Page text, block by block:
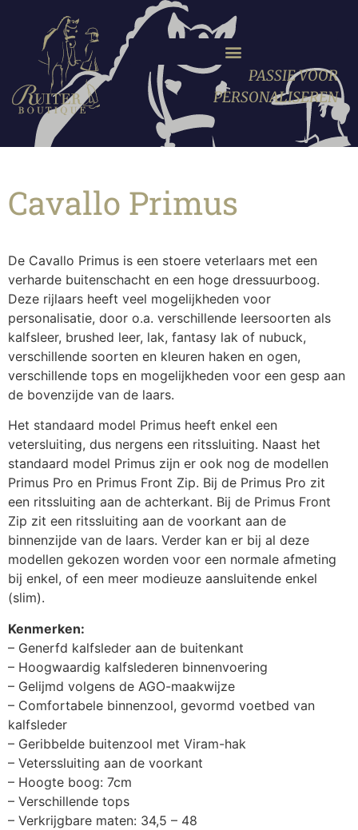
PASSIE VOOR
PERSONALISEREN
Cavallo Primus
De Cavallo Primus is een stoere veterlaars met een
verharde buitenschacht en een hoge dressuurboog.
Deze rijlaars heeft veel mogelijkheden voor
personalisatie, door o.a. verschillende leersoorten als
kalfsleer, brushed leer, lak, fantasy lak of nubuck,
verschillende soorten en kleuren haken en ogen,
verschillende tops en mogelijkheden voor een gesp aan
de bovenzijde van de laars.
Het standaard model Primus heeft enkel een
vetersluiting, dus nergens een ritssluiting. Naast het
standaard model Primus zijn er ook nog de modellen
Primus Pro en Primus Front Zip. Bij de Primus Pro zit
een ritssluiting aan de achterkant. Bij de Primus Front
Zip zit een ritssluiting aan de voorkant aan de
binnenzijde van de laars. Verder kan er bij al deze
modellen gekozen worden voor een normale afmeting
bij enkel, of een meer modieuze aansluitende enkel
(slim).
Kenmerken:
– Generfd kalfsleder aan de buitenkant
– Hoogwaardig kalfslederen binnenvoering
– Gelijmd volgens de AGO-maakwijze
– Comfortabele binnenzool, gevormd voetbed van
kalfsleder
– Geribbelde buitenzool met Viram-hak
– Veterssluiting aan de voorkant
– Hoogte boog: 7cm
– Verschillende tops
– Verkrijgbare maten: 34,5 – 48